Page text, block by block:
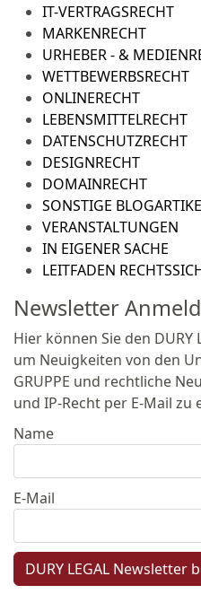
IT-VERTRAGSRECHT
MARKENRECHT
URHEBER - &
WETTBEWERBSRECHT
ONLINERECHT
LEBENSMITTELRECHT
DATENSCHUTZRECHT
DESIGNRECHT
DOMAINRECHT
SONSTIGE
VERANSTALTUNGEN
IN EIGENER SACHE
LEITFADEN
Newsletter
Hier können Sie den DURY
um Neuigkeiten von den
GRUPPE und rechtliche
und IP-Recht per E-Mail zu
Name
E-Mail
DURY LEGAL Newsletter